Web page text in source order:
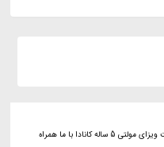
برای دیدار از شگفتی های کشور زیبای کانادا و دریافت ویزای مولتی 5 ساله کانادا با ما همراه